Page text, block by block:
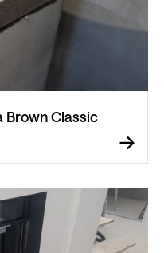
Brown Classic